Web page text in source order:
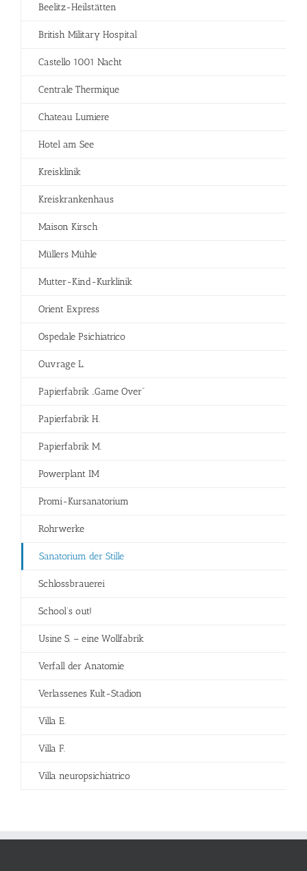
Beelitz-Heilstätten
British Military Hospital
Castello 1001 Nacht
Centrale Thermique
Chateau Lumiere
Hotel am See
Kreisklinik
Kreiskrankenhaus
Maison Kirsch
Müllers Mühle
Mutter-Kind-Kurklinik
Orient Express
Ospedale Psichiatrico
Ouvrage L.
Papierfabrik „Game Over“
Papierfabrik H.
Papierfabrik M.
Powerplant IM
Promi-Kursanatorium
Rohrwerke
Sanatorium der Stille
Schlossbrauerei
School’s out!
Usine S. – eine Wollfabrik
Verfall der Anatomie
Verlassenes Kult-Stadion
Villa E.
Villa F.
Villa neuropsichiatrico